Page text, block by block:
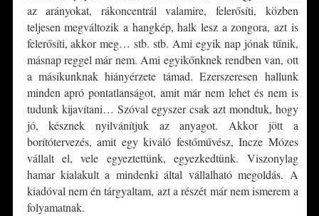
az arányokat, rákoncentrál valamire, felerősíti, közben
teljesen megváltozik a hangkép, halk lesz a zongora, azt is
felerősíti, akkor meg… stb. stb. Ami egyik nap jónak tűnik,
másnap reggel már nem. Ami egyikőnknek rendben van, ott
a másikunknak hiányérzete támad. Ezerszeresen hallunk
minden apró pontatlanságot, amit már nem lehet és nem is
tudunk kijavítani… Szóval egyszer csak azt mondtuk, hogy
jó, késznek nyilvánítjuk az anyagot. Akkor jött a
borítótervezés, amit egy kiváló festőművész, Incze Mózes
vállalt el, vele egyeztettünk, egyezkedtünk. Viszonylag
hamar kialakult a mindenki által vállalható megoldás. A
kiadóval nem én tárgyaltam, azt a részét már nem ismerem a
folyamatnak.